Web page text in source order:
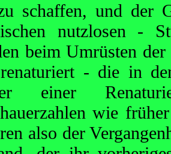
schaffen, und der
nutzlosen -
beim Umrüsten
- die in
einer
wie
also der